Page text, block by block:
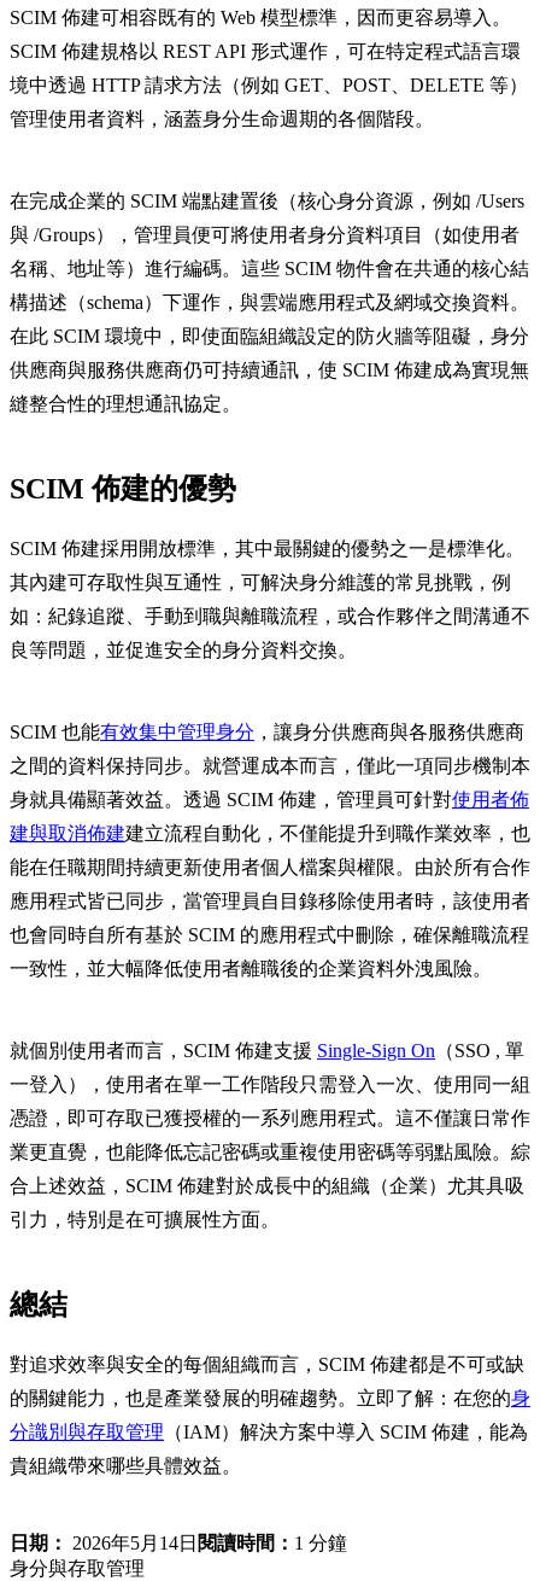
SCIM 佈建可相容既有的 Web 模型標準，因而更容易導入。
SCIM 佈建規格以 REST API 形式運作，可在特定程式語言環
境中透過 HTTP 請求方法（例如 GET、POST、DELETE 等）
管理使用者資料，涵蓋身分生命週期的各個階段。
在完成企業的 SCIM 端點建置後（核心身分資源，例如 /Users
與 /Groups），管理員便可將使用者身分資料項目（如使用者
名稱、地址等）進行編碼。這些 SCIM 物件會在共通的核心結
構描述（schema）下運作，與雲端應用程式及網域交換資料。
在此 SCIM 環境中，即使面臨組織設定的防火牆等阻礙，身分
供應商與服務供應商仍可持續通訊，使 SCIM 佈建成為實現無
縫整合性的理想通訊協定。
SCIM 佈建的優勢
SCIM 佈建採用開放標準，其中最關鍵的優勢之一是標準化。
其內建可存取性與互通性，可解決身分維護的常見挑戰，例
如：紀錄追蹤、手動到職與離職流程，或合作夥伴之間溝通不
良等問題，並促進安全的身分資料交換。
SCIM 也能有效集中管理身分 ，讓身分供應商與各服務供應商
之間的資料保持同步。就營運成本而言，僅此一項同步機制本
身就具備顯著效益。透過 SCIM 佈建，管理員可針對使用者佈
建與取消佈建建立流程自動化，不僅能提升到職作業效率，也
能在任職期間持續更新使用者個人檔案與權限。由於所有合作
應用程式皆已同步，當管理員自目錄移除使用者時，該使用者
也會同時自所有基於 SCIM 的應用程式中刪除，確保離職流程
一致性，並大幅降低使用者離職後的企業資料外洩風險。
就個別使用者而言，SCIM 佈建支援 Single-Sign On （SSO , 單
一登入），使用者在單一工作階段只需登入一次、使用同一組
憑證，即可存取已獲授權的一系列應用程式。這不僅讓日常作
業更直覺，也能降低忘記密碼或重複使用密碼等弱點風險。綜
合上述效益，SCIM 佈建對於成長中的組織（企業）尤其具吸
引力，特別是在可擴展性方面。
總結
對追求效率與安全的每個組織而言，SCIM 佈建都是不可或缺
的關鍵能力，也是產業發展的明確趨勢。立即了解：在您的身
分識別與存取管理 （IAM）解決方案中導入 SCIM 佈建，能為
貴組織帶來哪些具體效益。
日期： 2026年5月14日 閱讀時間： 1 分鐘
身分與存取管理